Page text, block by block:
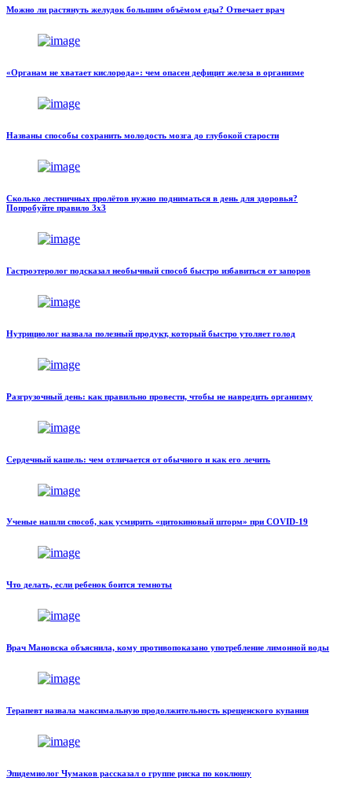
Можно ли растянуть желудок большим объёмом еды? Отвечает врач
«Органам не хватает кислорода»: чем опасен дефицит железа в организме
Названы способы сохранить молодость мозга до глубокой старости
Сколько лестничных пролётов нужно подниматься в день для здоровья?
Попробуйте правило 3х3
Гастроэтеролог подсказал необычный способ быстро избавиться от запоров
Нутрициолог назвала полезный продукт, который быстро утоляет голод
Разгрузочный день: как правильно провести, чтобы не навредить организму
Сердечный кашель: чем отличается от обычного и как его лечить
Ученые нашли способ, как усмирить «цитокиновый шторм» при COVID-19
Что делать, если ребенок боится темноты
Врач Мановска объяснила, кому противопоказано употребление лимонной воды
Терапевт назвала максимальную продолжительность крещенского купания
Эпидемиолог Чумаков рассказал о группе риска по коклюшу